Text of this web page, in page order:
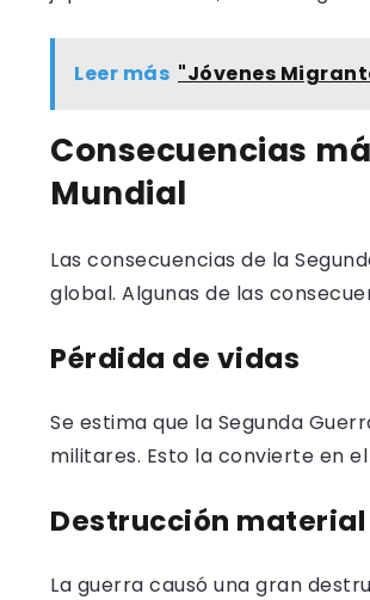
Leer más "Jóvenes
Consecuencias
Mundial
Las consecuencias de la
global. Algunas de las
Pérdida de vidas
Se estima que la Segunda
militares. Esto la convierte en
Destrucción material
La guerra causó una gran